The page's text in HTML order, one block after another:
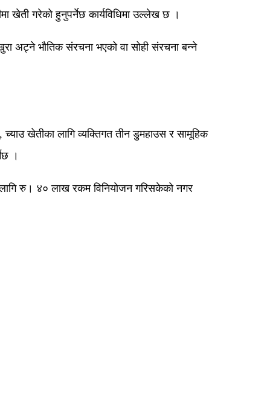
खेती गरेको हुनुपर्नेछ कार्यविधिमा उल्लेख छ ।
अट्ने भौतिक संरचना भएको वा सोही संरचना बन्ने
च्याउ खेतीका लागि व्यक्तिगत तीन डुमहाउस र सामूहिक
।
रु। ४० लाख रकम विनियोजन गरिसकेको नगर